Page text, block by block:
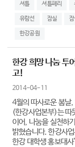
셔틀 셔틀페리
유람선 잠실
한강공원
한강 희망 나눔 투
고!
2014-04-11
4월의 따사로운 봄날
(한강사업본부)는 따
이어, 나눔을 실천하
밝혔습니다. 한강사
한강 대학생 홍보대사